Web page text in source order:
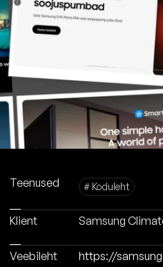
Teenused # Koduleht
Klient Samsung
Veebileht https://